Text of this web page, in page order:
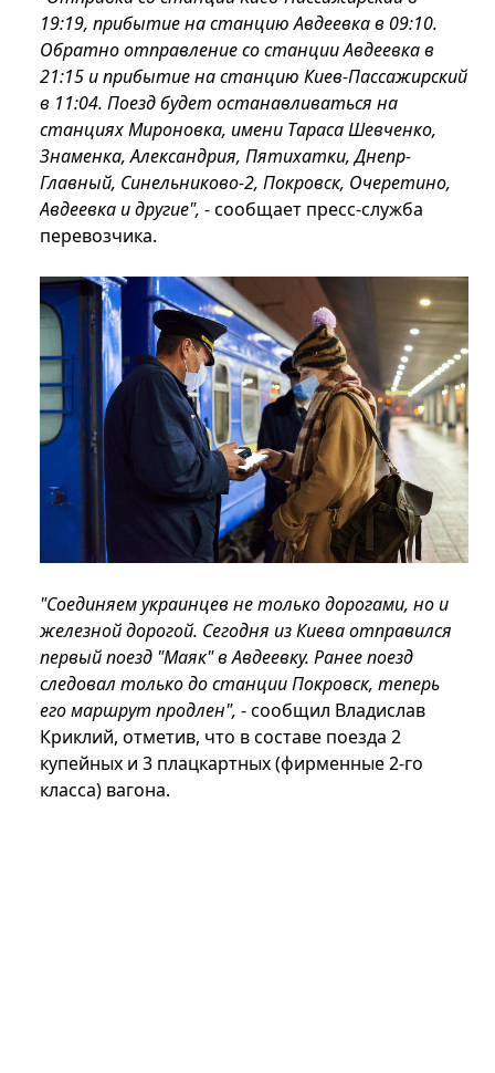
19:19, прибытие на станцию ​​Авдеевка в 09:10.
Обратно отправление со станции Авдеевка в
21:15 и прибытие на станцию ​​Киев-Пассажирский
в 11:04. Поезд будет останавливаться на
станциях Мироновка, имени Тараса Шевченко,
Знаменка, Александрия, Пятихатки, Днепр-
Главный, Синельниково-2, Покровск, Очеретино,
Авдеевка и другие", - сообщает пресс-служба
перевозчика.
"Соединяем украинцев не только дорогами, но и
железной дорогой. Сегодня из Киева отправился
первый поезд "Маяк" в Авдеевку. Ранее поезд
следовал только до станции Покровск, теперь
его маршрут продлен", - сообщил Владислав
Криклий, отметив, что в составе поезда 2
купейных и 3 плацкартных (фирменные 2-го
класса) вагона.